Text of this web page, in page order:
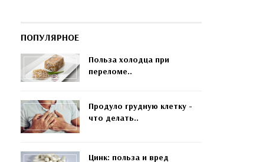
ПОПУЛЯРНОЕ
Польза холодца при
переломе..
Продуло грудную клетку -
что делать..
Цинк: польза и вред